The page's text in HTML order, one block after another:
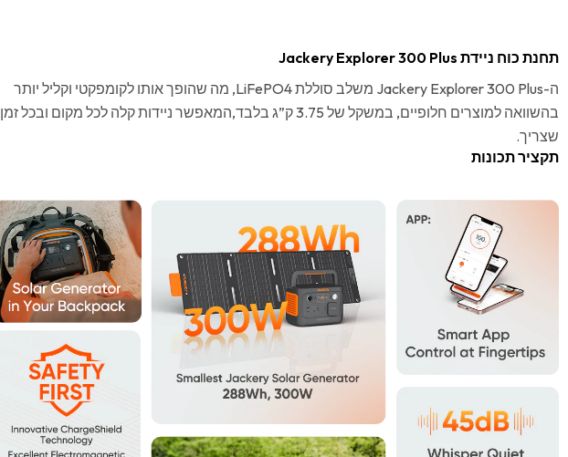
תחנת כוח ניידת Jackery Explorer 300 Plus
ה-Jackery Explorer 300 Plus משלב סוללת LiFePO4, מה שהופך אותו לקומפקטי וקליל יותר
בהשוואה למוצרים חלופיים, במשקל של 3.75 ק”ג בלבד,המאפשר ניידות קלה לכל מקום ובכל זמן
שצריך.
תקציר תכונות